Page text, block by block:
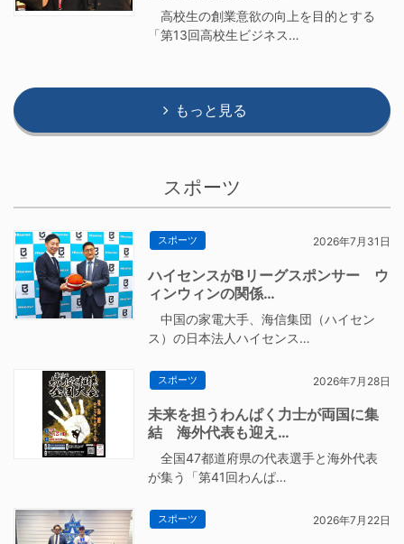
高校生の創業意欲の向上を目的とする
「第13回高校生ビジネス…
もっと見る
スポーツ
スポーツ 2026年7月31日
ハイセンスがBリーグスポンサー ウ
ィンウィンの関係…
中国の家電大手、海信集団（ハイセン
ス）の日本法人ハイセンス…
スポーツ 2026年7月28日
未来を担うわんぱく力士が両国に集
結 海外代表も迎え…
全国47都道府県の代表選手と海外代表
が集う「第41回わんぱ…
スポーツ 2026年7月22日